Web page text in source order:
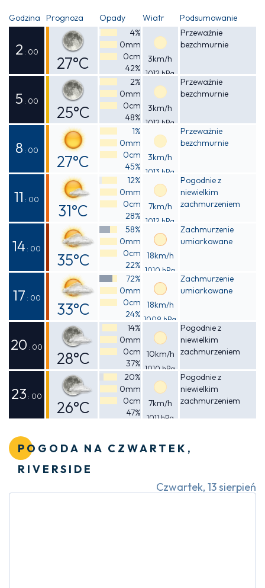
Godzina Prognoza Opady Wiatr Podsumowanie
2 : 00
27°C
Odczuwalna
26°C
4%
0mm
0cm
42%
3km/h
1012 hPa
Przeważnie
bezchmurnie
5 : 00
25°C
Odczuwalna
25°C
2%
0mm
0cm
48%
3km/h
1012 hPa
Przeważnie
bezchmurnie
8 : 00
27°C
Odczuwalna
26°C
1%
0mm
0cm
45%
3km/h
1013 hPa
Przeważnie
bezchmurnie
11 : 00
31°C
Odczuwalna
30°C
12%
0mm
0cm
28%
7km/h
1012 hPa
Pogodnie z
niewielkim
zachmurzeniem
14 : 00
35°C
Odczuwalna
33°C
58%
0mm
0cm
22%
18km/h
1010 hPa
Zachmurzenie
umiarkowane
17 : 00
33°C
Odczuwalna
31°C
72%
0mm
0cm
24%
18km/h
1009 hPa
Zachmurzenie
umiarkowane
20 : 00
28°C
Odczuwalna
28°C
14%
0mm
0cm
37%
10km/h
1010 hPa
Pogodnie z
niewielkim
zachmurzeniem
23 : 00
26°C
20%
0mm
0cm
47%
7km/h
1011 hPa
Pogodnie z
niewielkim
zachmurzeniem
POGODA NA CZWARTEK,
RIVERSIDE
Czwartek, 13 sierpień